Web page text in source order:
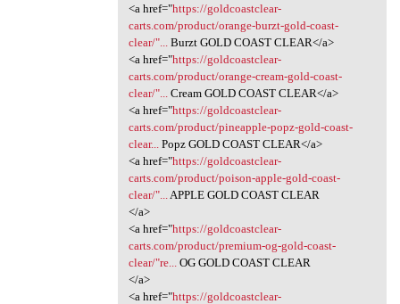
<a href="https://goldcoastclear-
carts.com/product/orange-burzt-gold-coast-
clear/"...
Burzt GOLD COAST CLEAR</a>
<a href="https://goldcoastclear-
carts.com/product/orange-cream-gold-coast-
clear/"...
Cream GOLD COAST CLEAR</a>
<a href="https://goldcoastclear-
carts.com/product/pineapple-popz-gold-coast-
clear...
Popz GOLD COAST CLEAR</a>
<a href="https://goldcoastclear-
carts.com/product/poison-apple-gold-coast-
clear/"...
APPLE GOLD COAST CLEAR
</a>
<a href="https://goldcoastclear-
carts.com/product/premium-og-gold-coast-
clear/"re...
OG GOLD COAST CLEAR
</a>
<a href="https://goldcoastclear-